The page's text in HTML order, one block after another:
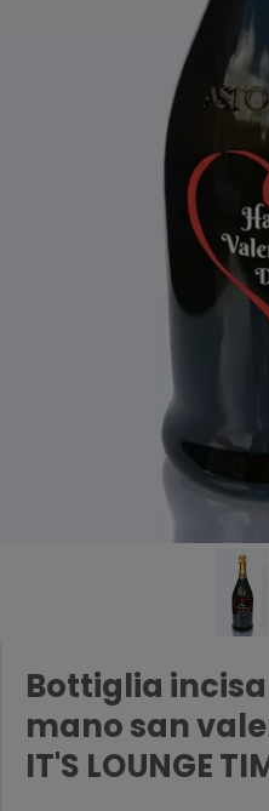
Bottiglia
mano san
IT'S LOUNGE